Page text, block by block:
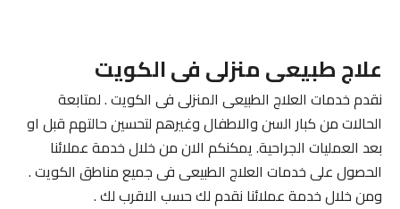
علاج طبيعى منزلى فى الكويت
نقدم خدمات العلاج الطبيعى المنزلى فى الكويت . لمتابعة
الحالات من كبار السن والاطفال وغيرهم لتحسين حالتهم قبل او
بعد العمليات الجراحية. يمكنكم الان من خلال خدمة عملائنا
الحصول على خدمات العلاج الطبيعى فى جميع مناطق الكويت .
ومن خلال خدمة عملائنا نقدم لك حسب الاقرب لك .